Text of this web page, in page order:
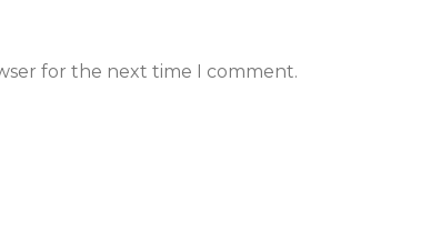
for the next time I comment.